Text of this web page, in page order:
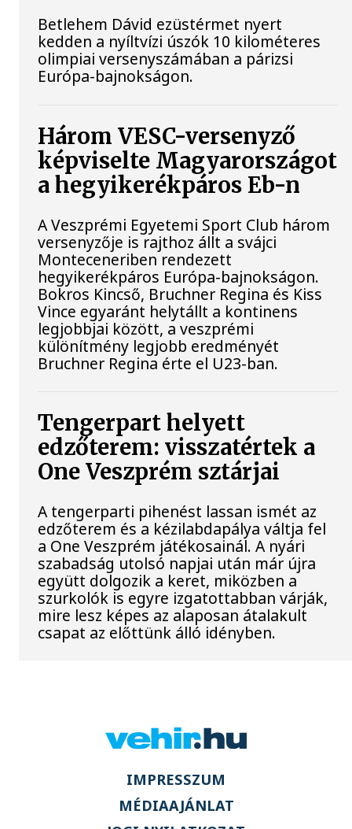
Betlehem Dávid ezüstérmet nyert
kedden a nyíltvízi úszók 10 kilométeres
olimpiai versenyszámában a párizsi
Európa-bajnokságon.
Három VESC-versenyző
képviselte Magyarországot
a hegyikerékpáros Eb-n
A Veszprémi Egyetemi Sport Club három
versenyzője is rajthoz állt a svájci
Monteceneriben rendezett
hegyikerékpáros Európa-bajnokságon.
Bokros Kincső, Bruchner Regina és Kiss
Vince egyaránt helytállt a kontinens
legjobbjai között, a veszprémi
különítmény legjobb eredményét
Bruchner Regina érte el U23-ban.
Tengerpart helyett
edzőterem: visszatértek a
One Veszprém sztárjai
A tengerparti pihenést lassan ismét az
edzőterem és a kézilabdapálya váltja fel
a One Veszprém játékosainál. A nyári
szabadság utolsó napjai után már újra
együtt dolgozik a keret, miközben a
szurkolók is egyre izgatottabban várják,
mire lesz képes az alaposan átalakult
csapat az előttünk álló idényben.
IMPRESSZUM
MÉDIAAJÁNLAT